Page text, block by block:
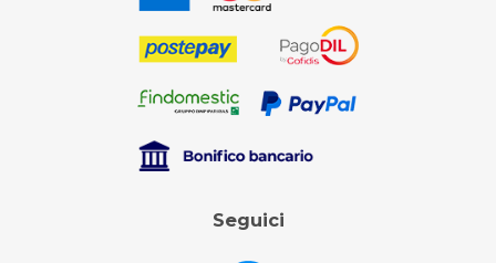
Seguici